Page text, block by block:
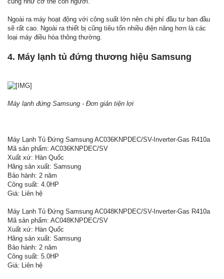
Ngoài ra máy hoạt động với công suất lớn nên chi phí đầu tư ban đầu
sẽ rất cao. Ngoài ra thiết bị cũng tiêu tốn nhiều điện năng hơn là các
loại máy điều hòa thông thường.
4. Máy lạnh tủ đứng thương hiệu Samsung
Máy lạnh đứng Samsung - Đơn giản tiện lợi
Máy Lạnh Tủ Đứng Samsung AC036KNPDEC/SV-Inverter-Gas R410a
Mã sản phẩm: AC036KNPDEC/SV
Xuất xứ: Hàn Quốc
Hãng sản xuất: Samsung
Bảo hành: 2 năm
Công suất: 4.0HP
Giá: Liên hệ
Máy Lạnh Tủ Đứng Samsung AC048KNPDEC/SV-Inverter-Gas R410a
Mã sản phẩm: AC048KNPDEC/SV
Xuất xứ: Hàn Quốc
Hãng sản xuất: Samsung
Bảo hành: 2 năm
Công suất: 5.0HP
Giá: Liên hệ